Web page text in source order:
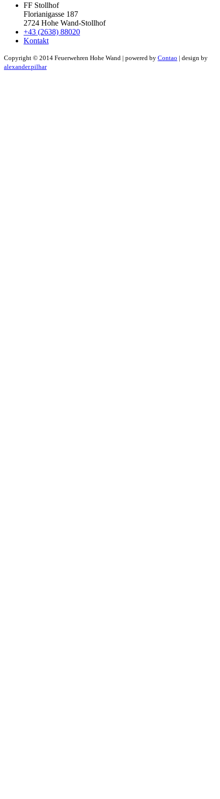
FF Stollhof
Florianigasse 187
2724 Hohe Wand-Stollhof
+43 (2638) 88020
Kontakt
Copyright © 2014 Feuerwehren Hohe Wand | powered by Contao | design by
alexander.pilhar